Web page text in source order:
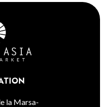
la Marsa-